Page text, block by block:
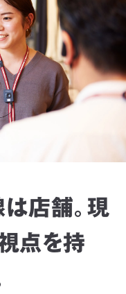
店舗。現
点を持